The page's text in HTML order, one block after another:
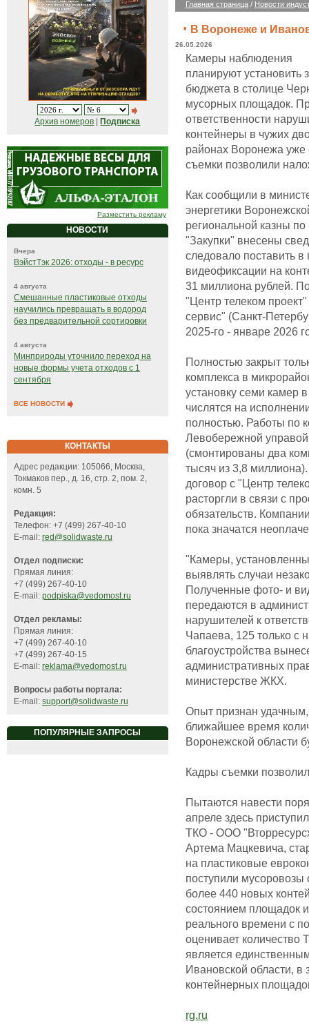
Архив номеров Подписка
Разместить рекламу
НОВОСТИ
Вчера
ВэйстТэк 2026: отходы - в ресурс
4 августа
Смешанные пластиковые отходы
научились превращать в водород
без предварительной сортировки
4 августа
Минприроды уточнило переход на
новые формы учета отходов с 1
сентября
ВСЕ НОВОСТИ
КОНТАКТЫ
Адрес редакции: 105066, Москва,
Токмаков пер., д. 16, стр. 2, пом. 2,
комн. 5
Редакция:
Телефон: +7 (499) 267-40-10
E-mail: red@solidwaste.ru
Отдел подписки:
Прямая линия:
+7 (499) 267-40-10
E-mail: podpiska@vedomost.ru
Отдел рекламы:
Прямая линия:
+7 (499) 267-40-10
+7 (499) 267-40-15
E-mail: reklama@vedomost.ru
Вопросы работы портала:
E-mail: support@solidwaste.ru
ПОПУЛЯРНЫЕ ЗАПРОСЫ
Главная страница / Новости
В Воронеже и
26.05.2026
Камеры наблюдения
планируют установить
бюджета в столице
мусорных площадок.
ответственности
контейнеры в чужих
районах Воронежа уже
съемки позволили
Как сообщили в
энергетики
региональной казны
"Закупки" внесены
следовало поставить
видеофиксации на
31 миллиона рублей.
"Центр телеком
сервис" (Санкт-
2025-го - январе 2026
Полностью закрыт
комплекса в
установку семи камер
числятся на
полностью. Работы по
Левобережной
(смонтированы два
тысяч из 3,8
договор с "Центр
расторгли в связи с
обязательств.
пока значатся
"Камеры,
выявлять случаи
Полученные фото- и
передаются в
нарушителей к
Чапаева, 125 только с
благоустройства
административных
министерстве ЖКХ.
Опыт признан удачным,
ближайшее время
Воронежской области
Кадры съемки
Пытаются навести
апреле здесь
ТКО - ООО
Артема Мацкевича,
на пластиковые
поступили мусоровозы
более 440 новых
состоянием площадок
реального времени с
оценивает
является
Ивановской области,
контейнерных
rg.ru